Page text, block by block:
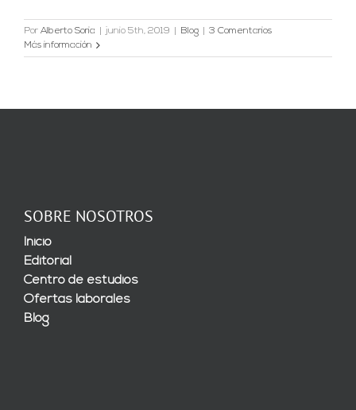
Por Alberto Soria junio 5th, 2019 Blog
3 Comentarios
Más información
SOBRE NOSOTROS
Inicio
Editorial
Centro de estudios
Ofertas laborales
Blog